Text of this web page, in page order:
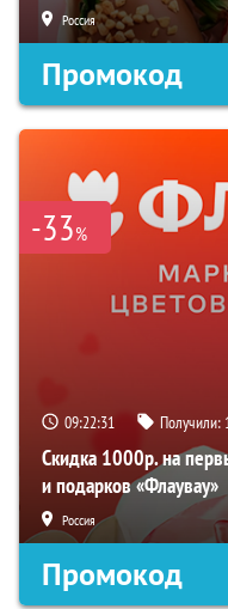
Россия
Промокод
-33%
09:22:30 Получили:
Скидка 1000р. на
и подарков «Флаувау»
Россия
Промокод